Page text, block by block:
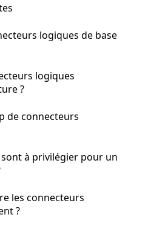
logiques de base
logiques
?
de connecteurs
à privilégier pour un
les connecteurs
?